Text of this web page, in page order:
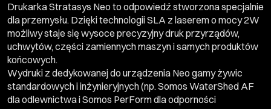
Drukarka Stratasys Neo to odpowiedź stworzona specjalnie
dla przemysłu. Dzięki technologii SLA z laserem o mocy 2W
możliwy staje się wysoce precyzyjny druk przyrządów,
uchwytów, części zamiennych maszyn i samych produktów
końcowych.
Wydruki z dedykowanej do urządzenia Neo gamy żywic
standardowych i inżynieryjnych (np. Somos WaterShed AF
dla odlewnictwa i Somos PerForm dla odporności